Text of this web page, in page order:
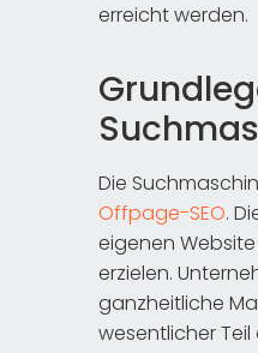
erreicht werden.
Die
Offpage-SEO.
eigenen
erzielen.
ganzheitliche
wesentlicher